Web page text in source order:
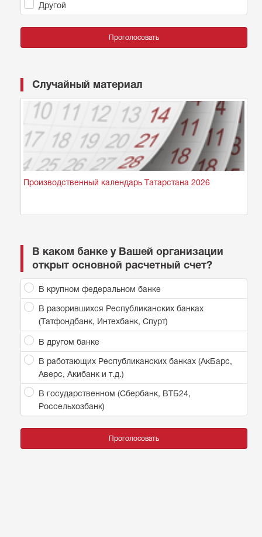
Другой
Проголосовать
Случайный материал
Производственный календарь Татарстана 2026
В каком банке у Вашей организации
открыт основной расчетный счет?
В крупном федеральном банке
В разорившихся Республиканских банках
(Татфондбанк, Интехбанк, Спурт)
В другом банке
В работающих Республиканских банках (АкБарс,
Аверс, Акибанк и т.д.)
В государственном (Сбербанк, ВТБ24,
Россельхозбанк)
Проголосовать